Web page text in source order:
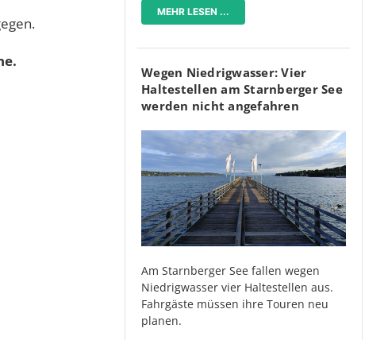
MEHR LESEN ...
Wegen Niedrigwasser: Vier
Haltestellen am Starnberger See
werden nicht angefahren
Am Starnberger See fallen wegen
Niedrigwasser vier Haltestellen aus.
Fahrgäste müssen ihre Touren neu
planen.